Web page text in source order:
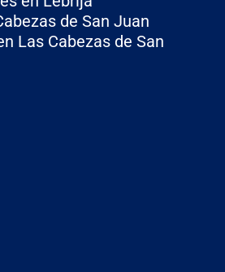
de San Juan
Las Cabezas de San